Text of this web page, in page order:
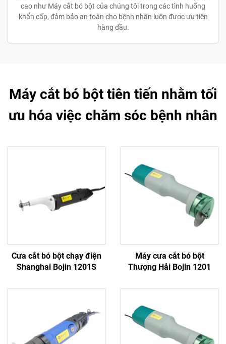
cao như Máy cắt bó bột của chúng tôi trong các tình huống
khẩn cấp, đảm bảo an toàn cho bệnh nhân luôn được ưu tiên
hàng đầu.
Máy cắt bó bột tiên tiến nhằm tối
ưu hóa việc chăm sóc bệnh nhân
Cưa cắt bó bột chạy điện
Shanghai Bojin 1201S
Máy cưa cắt bó bột
Thượng Hải Bojin 1201